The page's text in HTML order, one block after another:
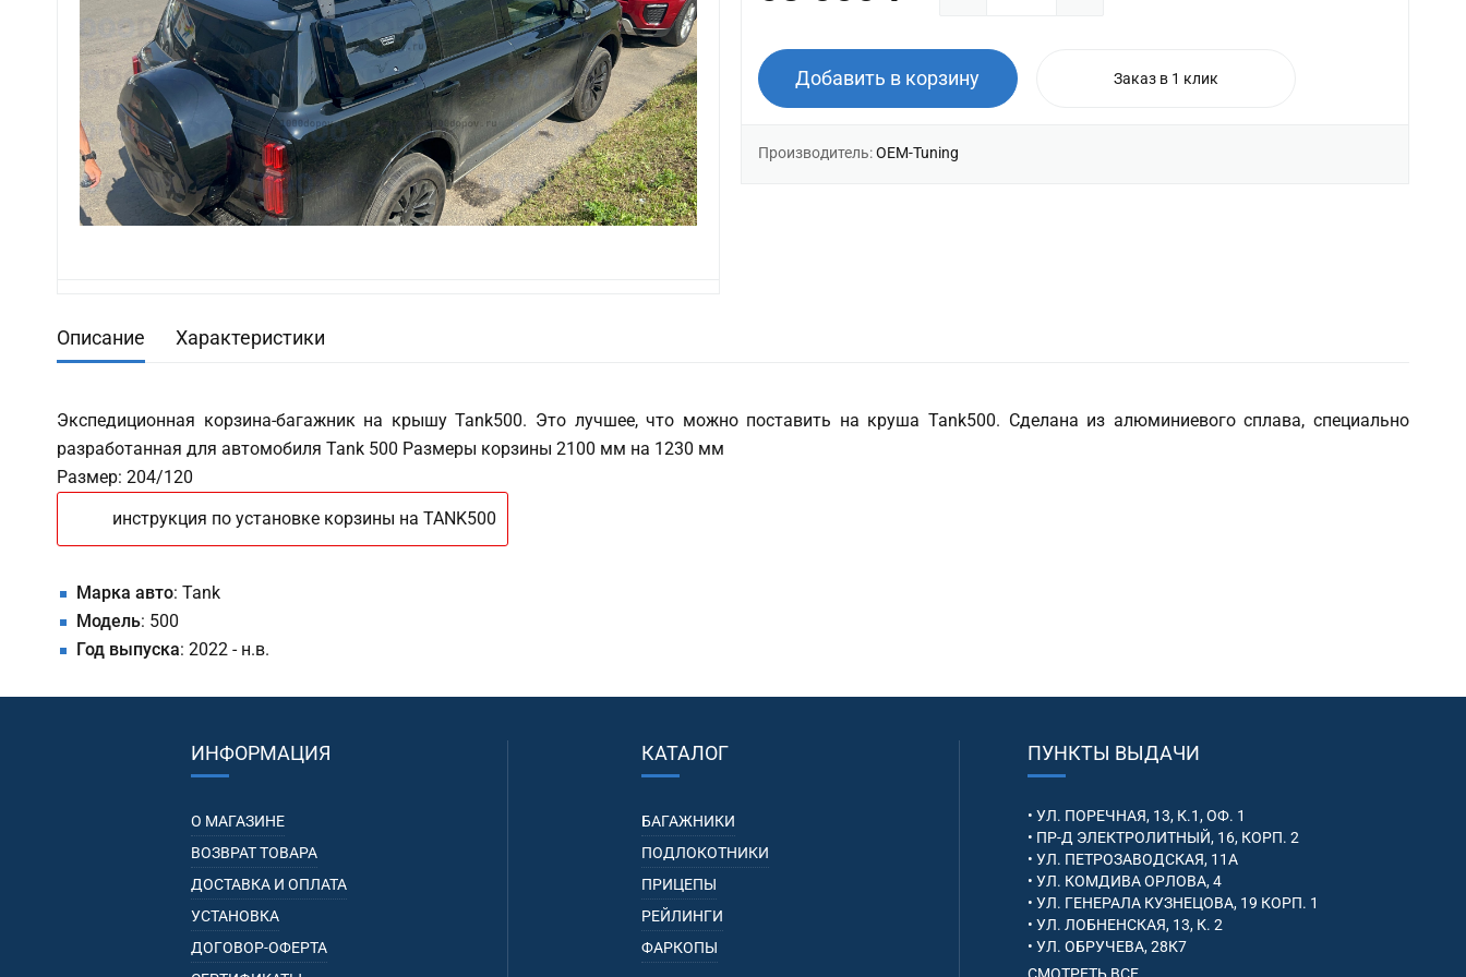
Добавить в корзину Заказ в 1 клик
Производитель:OEM-Tuning
Описание Характеристики
Экспедиционная корзина-багажник на крышу Tank500. Это лучшее, что можно поставить на круша Tank500. Сделана из алюминиевого сплава, специально
разработанная для автомобиля Tank 500 Размеры корзины 2100 мм на 1230 мм
Размер: 204/120
инструкция по установке корзины на TANK500
Марка авто: Tank
Модель: 500
Год выпуска: 2022 - н.в.
ИНФОРМАЦИЯ
О МАГАЗИНЕ
ВОЗВРАТ ТОВАРА
ДОСТАВКА И ОПЛАТА
УСТАНОВКА
ДОГОВОР-ОФЕРТА
КАТАЛОГ
БАГАЖНИКИ
ПОДЛОКОТНИКИ
ПРИЦЕПЫ
РЕЙЛИНГИ
ФАРКОПЫ
ПУНКТЫ ВЫДАЧИ
• УЛ. ПОРЕЧНАЯ, 13, К.1, ОФ. 1
• ПР-Д ЭЛЕКТРОЛИТНЫЙ, 16, КОРП. 2
• УЛ. ПЕТРОЗАВОДСКАЯ, 11А
• УЛ. КОМДИВА ОРЛОВА, 4
• УЛ. ГЕНЕРАЛА КУЗНЕЦОВА, 19 КОРП. 1
• УЛ. ЛОБНЕНСКАЯ, 13, К. 2
• УЛ. ОБРУЧЕВА, 28К7